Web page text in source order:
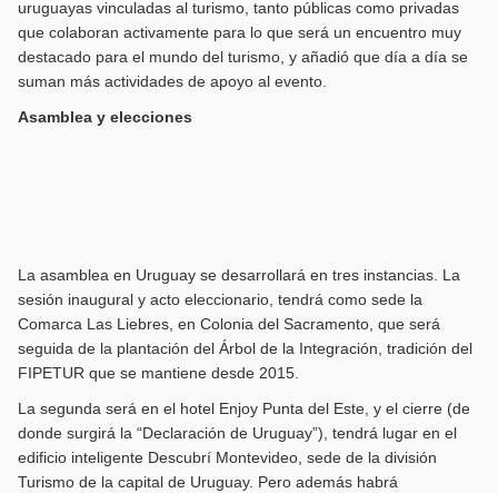
uruguayas vinculadas al turismo, tanto públicas como privadas
que colaboran activamente para lo que será un encuentro muy
destacado para el mundo del turismo, y añadió que día a día se
suman más actividades de apoyo al evento.
Asamblea y elecciones
La asamblea en Uruguay se desarrollará en tres instancias. La
sesión inaugural y acto eleccionario, tendrá como sede la
Comarca Las Liebres, en Colonia del Sacramento, que será
seguida de la plantación del Árbol de la Integración, tradición del
FIPETUR que se mantiene desde 2015.
La segunda será en el hotel Enjoy Punta del Este, y el cierre (de
donde surgirá la “Declaración de Uruguay”), tendrá lugar en el
edificio inteligente Descubrí Montevideo, sede de la división
Turismo de la capital de Uruguay. Pero además habrá